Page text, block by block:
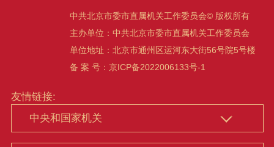
中共北京市委市直属机关工作委员会© 版权所有
主办单位：中共北京市委市直属机关工作委员会
单位地址：北京市通州区运河东大街56号院5号楼
备 案 号：京ICP备2022006133号-1
友情链接: